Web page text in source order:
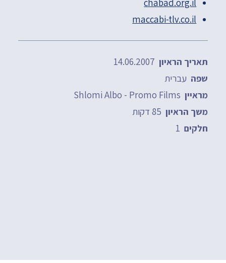
chabad.org.il
maccabi-tlv.co.il
תאריך הראיון
שפה עברית
מראיין
משך הראיון
חלקים